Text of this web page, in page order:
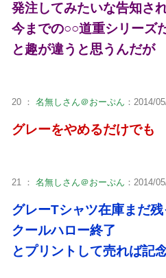
発注してみたいな告知さ
今までの○○道重シリーズ
と趣が違うと思うんだが
20 ： 名無しさん＠おーぷん ：2014/
グレーをやめるだけでも
21 ： 名無しさん＠おーぷん ：2014/
グレーTシャツ在庫まだ
クールハロー終了
とプリントして売れば記